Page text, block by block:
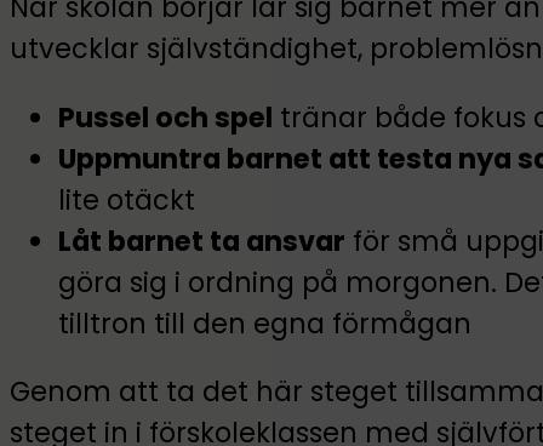
När skolan börjar lär sig barnet mer
utvecklar självständighet,
Pussel och spel tränar både fokus
Uppmuntra barnet att testa nya
lite otäckt
Låt barnet ta ansvar för små
göra sig i ordning på morgonen.
tilltron till den egna förmågan
Genom att ta det här steget
steget in i förskoleklassen med